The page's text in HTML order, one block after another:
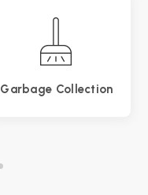
Garbage Collection